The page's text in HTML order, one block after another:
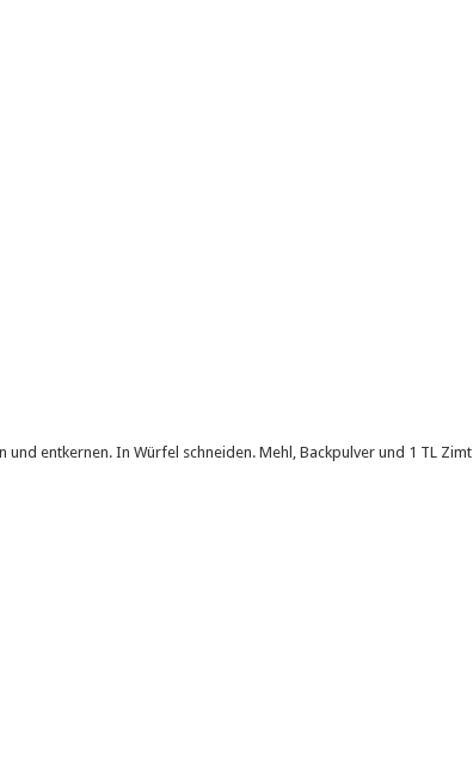
und entkernen. In Würfel schneiden. Mehl, Backpulver und 1 TL Zimt